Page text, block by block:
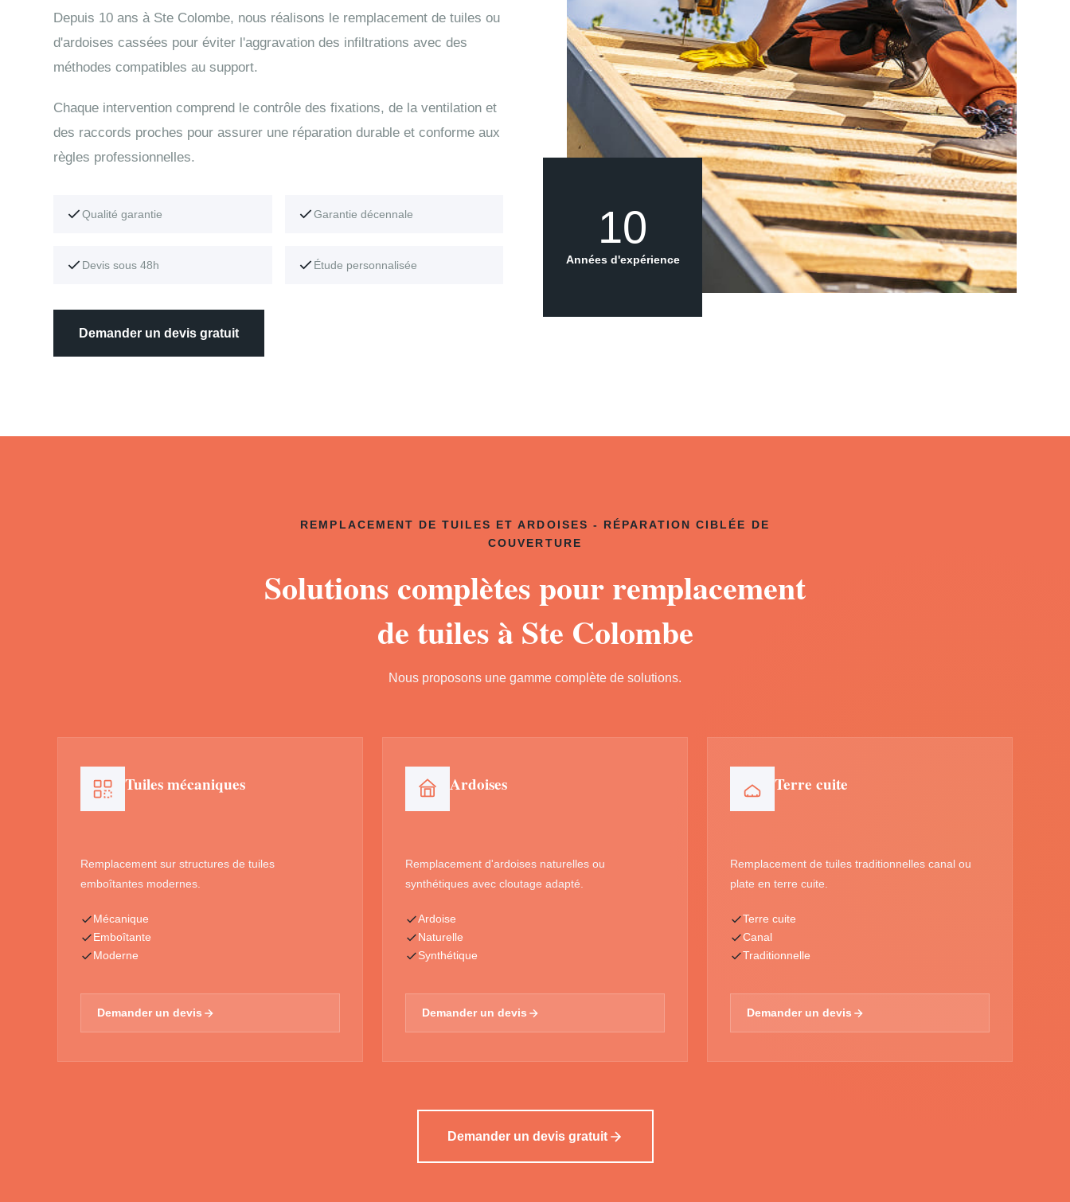
Depuis 10 ans à Ste Colombe, nous réalisons le remplacement de tuiles ou
d'ardoises cassées pour éviter l'aggravation des infiltrations avec des
méthodes compatibles au support.
Chaque intervention comprend le contrôle des fixations, de la ventilation et
des raccords proches pour assurer une réparation durable et conforme aux
règles professionnelles.
Qualité garantie Garantie décennale
Devis sous 48h Étude personnalisée
Demander un devis gratuit
10
Années d'expérience
REMPLACEMENT DE TUILES ET ARDOISES - RÉPARATION CIBLÉE DE
COUVERTURE
Solutions complètes pour remplacement
de tuiles à Ste Colombe
Nous proposons une gamme complète de solutions.
Tuiles mécaniques
Remplacement sur structures de tuiles
emboîtantes modernes.
Mécanique
Emboîtante
Moderne
Demander un devis
Ardoises
Remplacement d'ardoises naturelles ou
synthétiques avec cloutage adapté.
Ardoise
Naturelle
Synthétique
Demander un devis
Terre cuite
Remplacement de tuiles traditionnelles canal ou
plate en terre cuite.
Terre cuite
Canal
Traditionnelle
Demander un devis
Demander un devis gratuit